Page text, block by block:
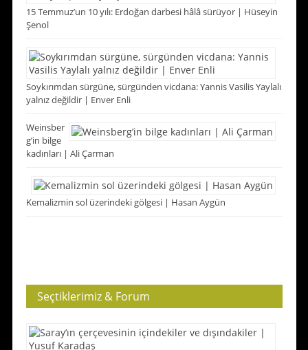
15 Temmuz’un 10 yılı: Erdoğan darbesi hâlâ sürüyor | Hüseyin
Şenol
Soykırımdan sürgüne, sürgünden vicdana: Yannis Vasilis Yaylalı
yalnız değildir | Enver Enli
Weinsber
g’in bilge
kadınları | Ali Çarman
Kemalizmin sol üzerindeki gölgesi | Hasan Aygün
Seçtiklerimiz & Forum